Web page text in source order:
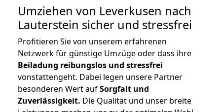
Umziehen von Leverkusen nach
Lauterstein sicher und stressfrei
Profitieren Sie von unserem erfahrenen
Netzwerk für günstige Umzüge oder dass ihre
Beiladung reibungslos und stressfrei
vonstattengeht. Dabei legen unsere Partner
besonderen Wert aufSorgfalt und
Zuverlässigkeit. Die Qualität und unser breite